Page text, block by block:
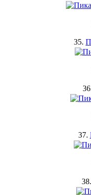
35.
37.
38.